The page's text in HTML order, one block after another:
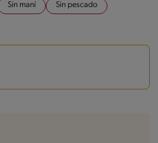
Sin maní
Sin pescado